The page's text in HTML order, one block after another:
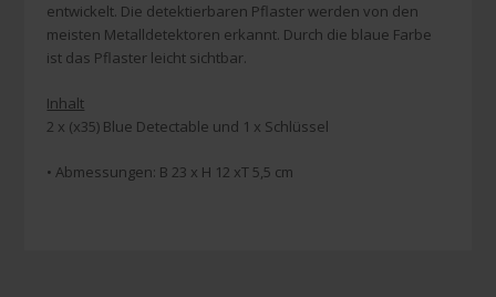
entwickelt. Die detektierbaren Pflaster werden von den
meisten Metalldetektoren erkannt. Durch die blaue Farbe
ist das Pflaster leicht sichtbar.
Inhalt
2 x (x35) Blue Detectable und 1 x Schlüssel
• Abmessungen: B 23 x H 12 xT 5,5 cm